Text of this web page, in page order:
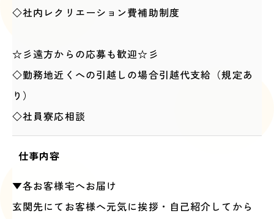
◇社内レクリエーション費補助制度
☆彡遠方からの応募も歓迎☆彡
◇勤務地近くへの引越しの場合引越代支給（規定あ
り）
◇社員寮応相談
仕事内容
▼各お客様宅へお届け
玄関先にてお客様へ元気に挨拶・自己紹介してから